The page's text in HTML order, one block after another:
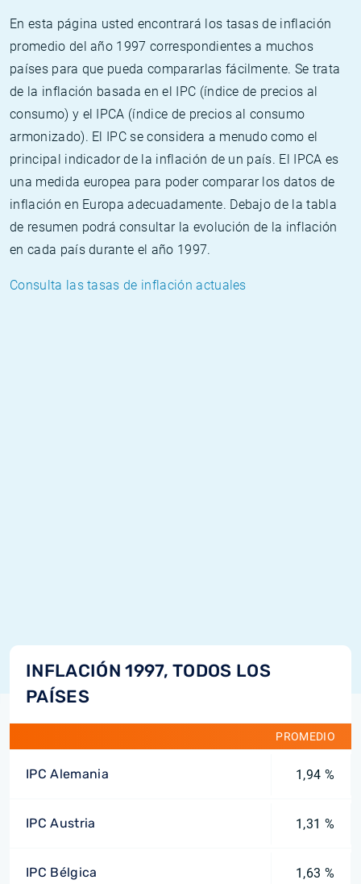
En esta página usted encontrará los tasas de inflación
promedio del año 1997 correspondientes a muchos
países para que pueda compararlas fácilmente. Se trata
de la inflación basada en el IPC (índice de precios al
consumo) y el IPCA (índice de precios al consumo
armonizado). El IPC se considera a menudo como el
principal indicador de la inflación de un país. El IPCA es
una medida europea para poder comparar los datos de
inflación en Europa adecuadamente. Debajo de la tabla
de resumen podrá consultar la evolución de la inflación
en cada país durante el año 1997.
Consulta las tasas de inflación actuales
INFLACIÓN 1997, TODOS LOS
PAÍSES
PROMEDIO
IPC Alemania 1,94 %
IPC Austria 1,31 %
IPC Bélgica 1,63 %